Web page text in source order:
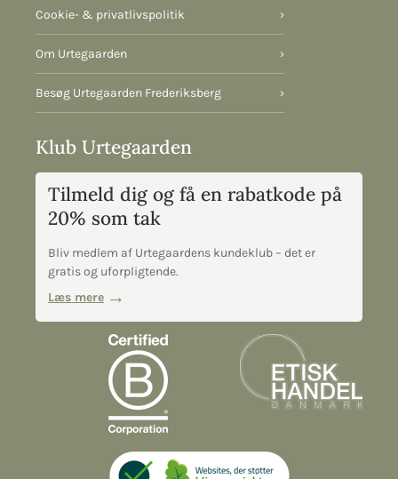
Cookie- & privatlivspolitik ›
Om Urtegaarden ›
Besøg Urtegaarden Frederiksberg ›
Klub Urtegaarden
Tilmeld dig og få en rabatkode på
20% som tak
Bliv medlem af Urtegaardens kundeklub – det er
gratis og uforpligtende.
Læs mere